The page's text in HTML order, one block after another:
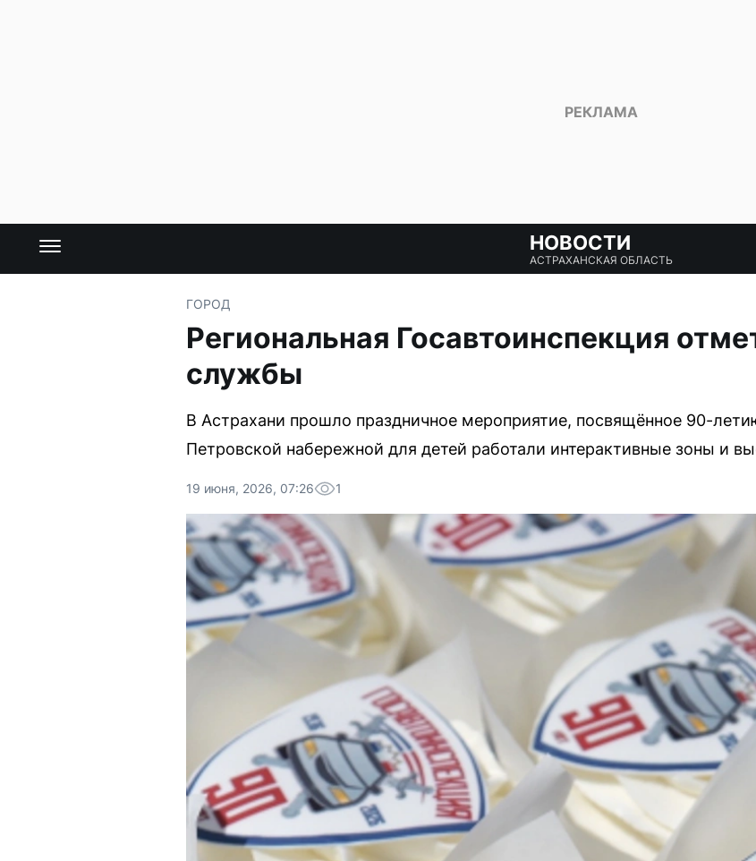
НОВОСТИ
АСТРАХАНСКАЯ ОБЛАСТЬ
ГОРОД
Региональная Госавтоинспекция
службы
В Астрахани прошло праздничное мероприятие, посвящённое 90-
Петровской набережной для детей работали интерактивные зоны и
19 июня, 2026, 07:26 1